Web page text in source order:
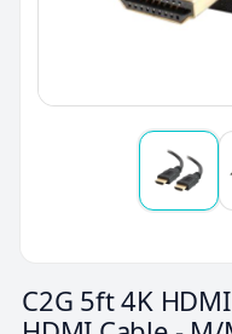
C2G 5ft 4K